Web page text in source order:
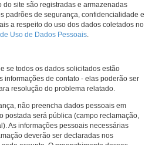
site são registradas e armazenadas
padrões de segurança, confidencialidade e
a respeito do uso dos dados coletados no
Uso de Dados Pessoais.
se todos os dados solicitados estão
informações de contato - elas poderão ser
resolução do problema relatado.
não preencha dados pessoais em
postada será pública (campo reclamação,
As informações pessoais necessárias
deverão ser declaradas nos